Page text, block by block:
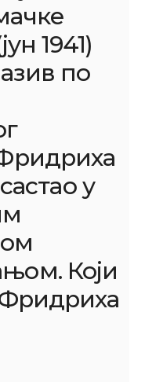
1941)
по
у
Који